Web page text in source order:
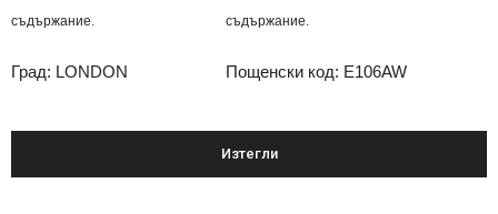
съдържание.
съдържание.
Град: LONDON Пощенски код: E106AW
Изтегли